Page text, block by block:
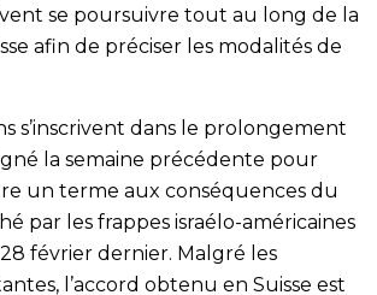
se poursuivre tout au long de la
afin de préciser les modalités de
s’inscrivent dans le prolongement
la semaine précédente pour
un terme aux conséquences du
par les frappes israélo-américaines
février dernier. Malgré les
l’accord obtenu en Suisse est